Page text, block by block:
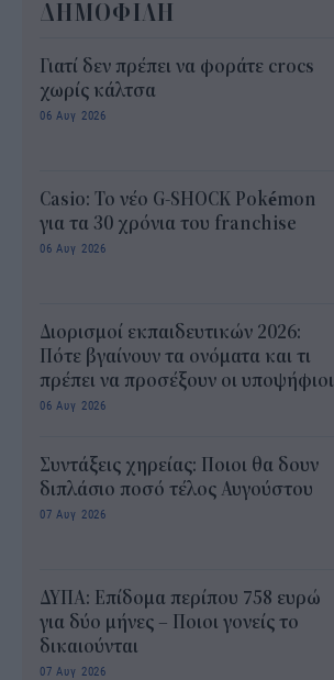
ΔΗΜΟΦΙΛΗ
Γιατί δεν πρέπει να φοράτε crocs
χωρίς κάλτσα
06 Αυγ 2026
Casio: Το νέο G-SHOCK Pokémon
για τα 30 χρόνια του franchise
06 Αυγ 2026
Διορισμοί εκπαιδευτικών 2026:
Πότε βγαίνουν τα ονόματα και τι
πρέπει να προσέξουν οι υποψήφιοι
06 Αυγ 2026
Συντάξεις χηρείας: Ποιοι θα δουν
διπλάσιο ποσό τέλος Αυγούστου
07 Αυγ 2026
ΔΥΠΑ: Επίδομα περίπου 758 ευρώ
για δύο μήνες – Ποιοι γονείς το
δικαιούνται
07 Αυγ 2026